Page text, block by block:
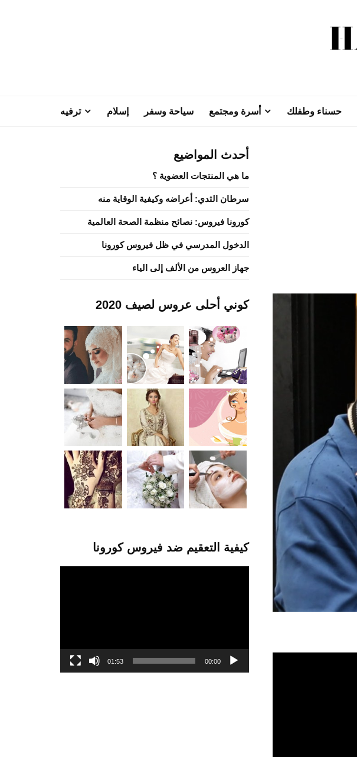
حسناء وطفلك أسرة ومجتمع سياحة وسفر إسلام ترفيه
أحدث المواضيع
ما هي المنتجات العضوية ؟
سرطان الثدي: أعراضه وكيفية الوقاية منه
كورونا فيروس: نصائح منظمة الصحة العالمية
الدخول المدرسي في ظل فيروس كورونا
جهاز العروس من الألف إلى الياء
كوني أحلى عروس لصيف 2020
كيفية التعقيم ضد فيروس كورونا
00:00
01:53